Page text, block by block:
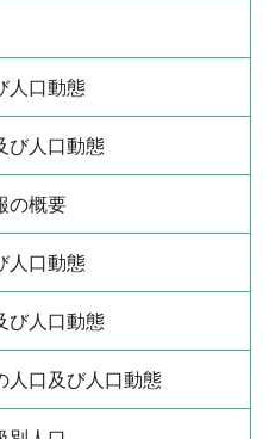
人口動態
び人口動態
の概要
人口動態
び人口動態
人口及び人口動態